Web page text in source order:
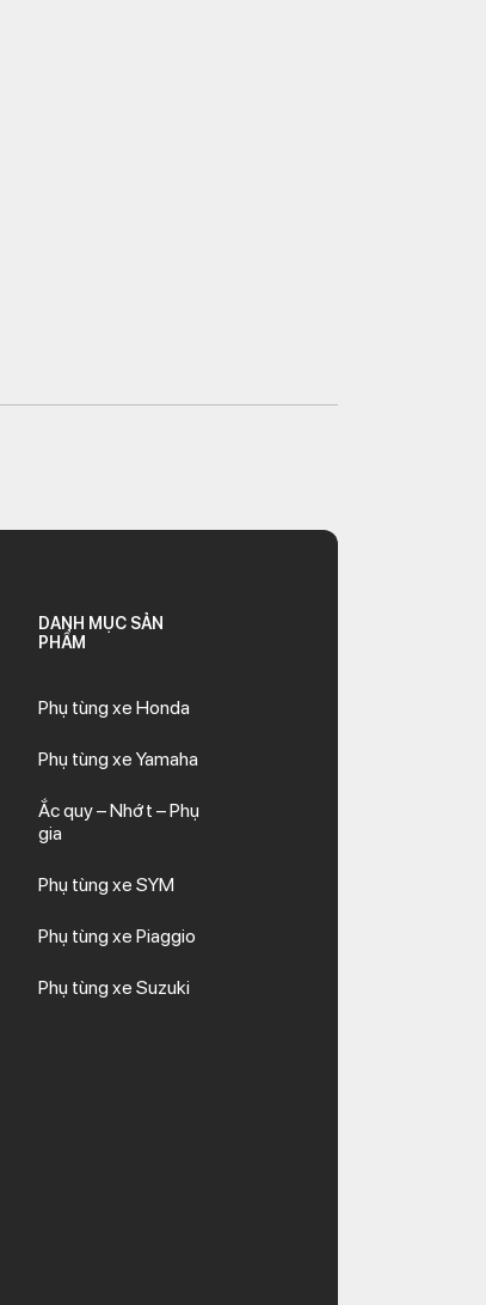
DANH MỤC SẢN
PHẨM
Phụ tùng xe Honda
Phụ tùng xe Yamaha
Ắc quy – Nhớt – Phụ
gia
Phụ tùng xe SYM
Phụ tùng xe Piaggio
Phụ tùng xe Suzuki